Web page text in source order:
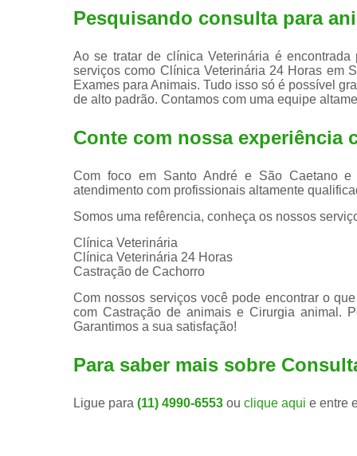
Pesquisando consulta para
Ao se tratar de clínica Veterinária é
serviços como Clínica Veterinária 24 Horas em
Exames para Animais. Tudo isso só é possível
de alto padrão. Contamos com uma equipe
Conte com nossa experiência
Com foco em Santo André e São Caetano e
atendimento com profissionais altamente
Somos uma refêrencia, conheça os nossos
Clínica Veterinária
Clínica Veterinária 24 Horas
Castração de Cachorro
Com nossos serviços você pode encontrar o
com Castração de animais e Cirurgia animal.
Garantimos a sua satisfação!
Para saber mais sobre
Ligue para (11) 4990-6553 ou clique aqui e entre